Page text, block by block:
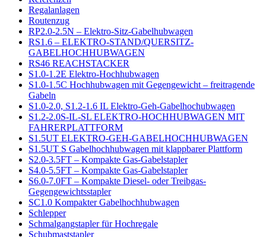
Regalanlagen
Routenzug
RP2.0-2.5N – Elektro-Sitz-Gabelhubwagen
RS1.6 – ELEKTRO-STAND/QUERSITZ-
GABELHOCHHUBWAGEN
RS46 REACHSTACKER
S1.0-1.2E Elektro-Hochhubwagen
S1.0-1.5C Hochhubwagen mit Gegengewicht – freitragende
Gabeln
S1.0-2.0, S1.2-1.6 IL Elektro-Geh-Gabelhochubwagen
S1.2-2.0S-IL-SL ELEKTRO-HOCHHUBWAGEN MIT
FAHRERPLATTFORM
S1.5UT ELEKTRO-GEH-GABELHOCHHUBWAGEN
S1.5UT S Gabelhochhubwagen mit klappbarer Plattform
S2.0-3.5FT – Kompakte Gas-Gabelstapler
S4.0-5.5FT – Kompakte Gas-Gabelstapler
S6.0-7.0FT – Kompakte Diesel- oder Treibgas-
Gegengewichtsstapler
SC1.0 Kompakter Gabelhochhubwagen
Schlepper
Schmalgangstapler für Hochregale
Schubmaststapler